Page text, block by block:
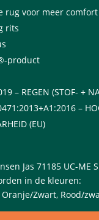
rug voor meer comfort
rits
product
– REGEN (STOF- +
–
(EU)
Jas 71185 UC-ME
in de kleuren:
Zwart, Rood/